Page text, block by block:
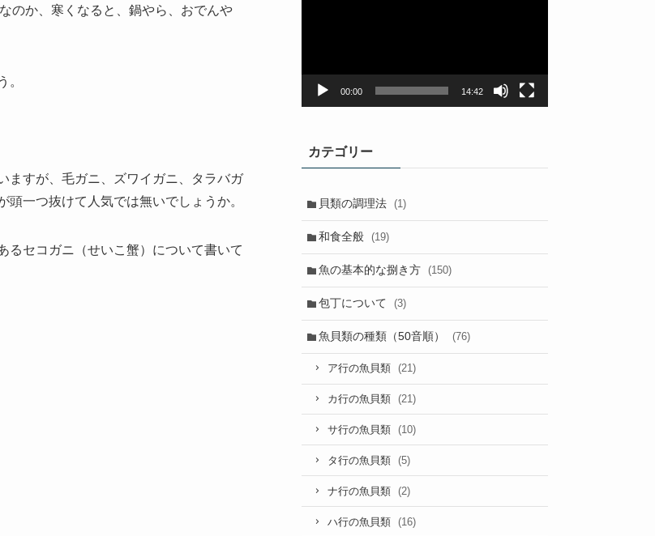
のか、寒くなると、鍋やら、おでんや
。
ますが、毛ガニ、ズワイガニ、タラバガ
一つ抜けて人気では無いでしょうか。
るセコガニ（せいこ蟹）について書いて
00:00 14:42
カテゴリー
貝類の調理法 (1)
和食全般 (19)
魚の基本的な捌き方 (150)
包丁について (3)
魚貝類の種類（50音順） (76)
ア行の魚貝類 (21)
カ行の魚貝類 (21)
サ行の魚貝類 (10)
タ行の魚貝類 (5)
ナ行の魚貝類 (2)
ハ行の魚貝類 (16)